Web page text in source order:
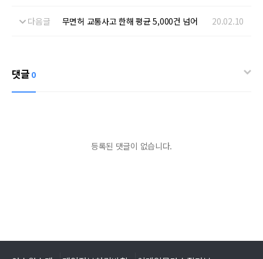
다음글 무면허 교통사고 한해 평균 5,000건 넘어 20.02.10
댓글 0
등록된 댓글이 없습니다.